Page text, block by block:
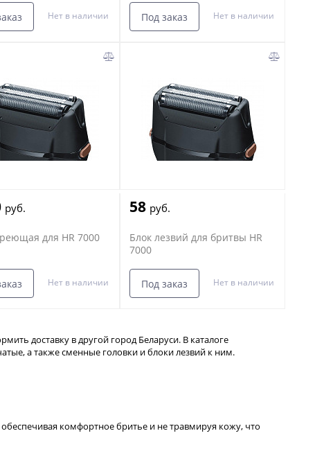
Нет в наличии Под заказ Нет в наличии
руб.
для HR 7000
Нет в наличии
58 руб.
Блок лезвий для бритвы HR
7000
Под заказ Нет в наличии
доставку в другой город Беларуси. В каталоге
а также сменные головки и блоки лезвий к ним.
комфортное бритье и не травмируя кожу, что